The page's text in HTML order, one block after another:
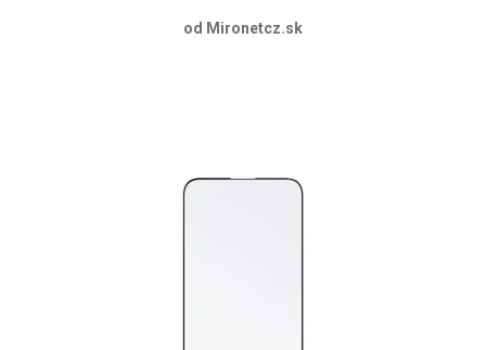
od Mironetcz.sk